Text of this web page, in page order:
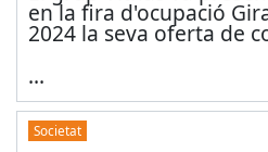
en la fira d'ocupació
2024 la seva oferta de
...
Societat